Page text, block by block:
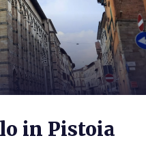
in Pistoia